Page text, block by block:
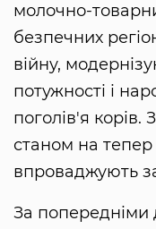
молочно-
безпечних
війну,
потужності і
поголів'я корів.
станом на
впроваджують
За попередніми